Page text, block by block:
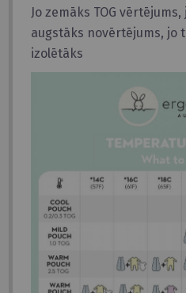
Jo zemāks TOG
augstāks novērtējums, jo
izolētāks